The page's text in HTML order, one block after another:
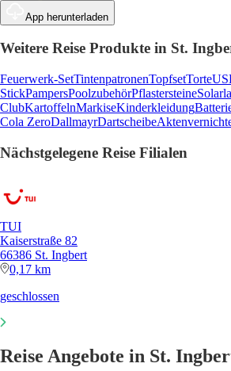
App herunterladen
Weitere Reise Produkte in St.
Feuerwerk-SetTintenpatronenTopfsetTorte
StickPampersPoolzubehörPflastersteine
ClubKartoffelnMarkiseKinderkleidung
Cola ZeroDallmayrDartscheibe
Nächstgelegene Reise Filialen
TUI
Kaiserstraße 82
66386 St. Ingbert
0,17 km
geschlossen
Reise Angebote in St.